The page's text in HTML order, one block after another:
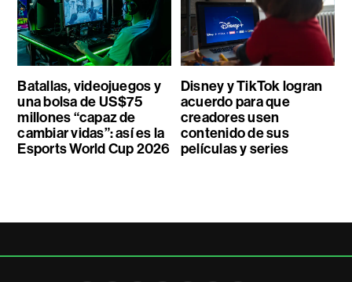
Batallas, videojuegos y
una bolsa de US$75
millones “capaz de
cambiar vidas”: así es la
Esports World Cup 2026
Disney y TikTok logran
acuerdo para que
creadores usen
contenido de sus
películas y series